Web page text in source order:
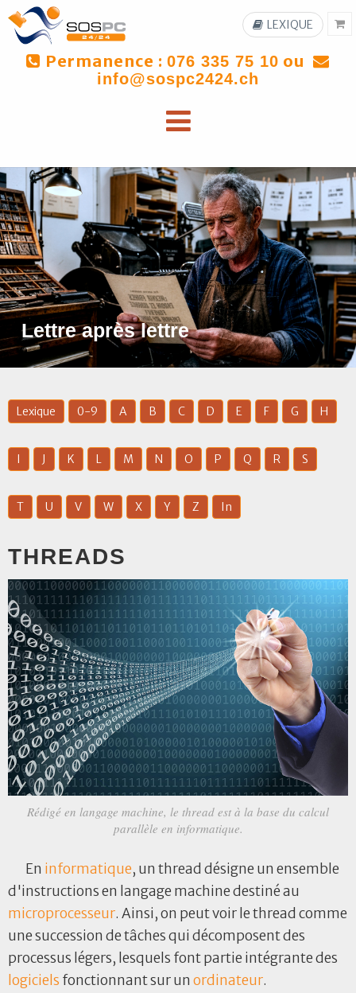
Permanence : 076 335 75 10 ou
info@sospc2424.ch
LEXIQUE
Lettre après lettre
Lexique 0-9 A B C D E F G H
I J K L M N O P Q R S
T U V W X Y Z In
THREADS
Rédigé en langage machine, le thread est à la base du calcul
parallèle en informatique.
En informatique, un thread désigne un ensemble
d'instructions en langage machine destiné au
microprocesseur. Ainsi, on peut voir le thread comme
une succession de tâches qui décomposent des
processus légers, lesquels font partie intégrante des
logiciels fonctionnant sur un ordinateur.